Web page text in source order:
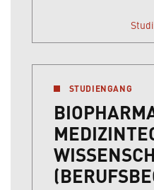
STUDIENGANG